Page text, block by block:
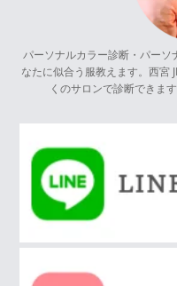
パーソナルカラー診断・パー
なたに似合う服教えます。西宮
くのサロンで診断できま